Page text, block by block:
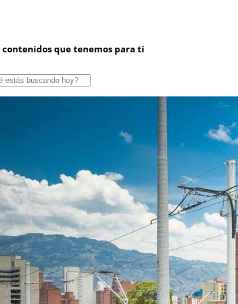
contenidos que tenemos para ti